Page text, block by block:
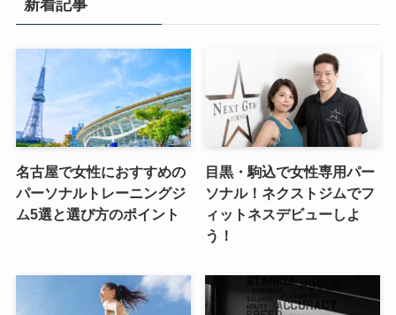
新着記事
名古屋で女性におすすめの
パーソナルトレーニングジ
ム5選と選び方のポイント
目黒・駒込で女性専用パー
ソナル！ネクストジムでフ
ィットネスデビューしよ
う！